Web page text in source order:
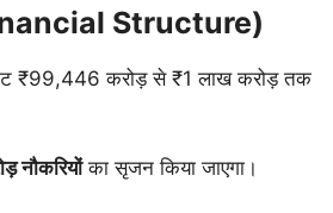
Structure)
₹99,446 करोड़ से ₹1 लाख करोड़ तक
नौकरियोंका सृजन किया जाएगा।